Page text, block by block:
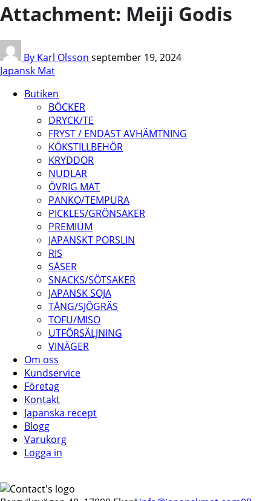
Attachment: Meiji Godis
By Karl Olsson september 19, 2024
Japansk Mat
Butiken
BÖCKER
DRYCK/TE
FRYST / ENDAST AVHÄMTNING
KÖKSTILLBEHÖR
KRYDDOR
NUDLAR
ÖVRIG MAT
PANKO/TEMPURA
PICKLES/GRÖNSAKER
PREMIUM
JAPANSKT PORSLIN
RIS
SÅSER
SNACKS/SÖTSAKER
JAPANSK SOJA
TÅNG/SJÖGRÄS
TOFU/MISO
UTFÖRSÄLJNING
VINÄGER
Om oss
Kundservice
Företag
Kontakt
Japanska recept
Blogg
Varukorg
Logga in